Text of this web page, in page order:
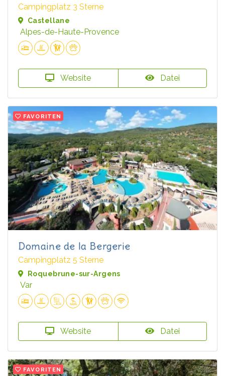
Campingplatz 3 Sterne
Castellane
Alpes-de-Haute-Provence
Website Datei
FAVORITEN
Domaine de la Bergerie
Campingplatz 5 Sterne
Roquebrune-sur-Argens
Var
Website Datei
FAVORITEN